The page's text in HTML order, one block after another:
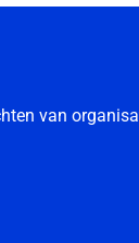
van